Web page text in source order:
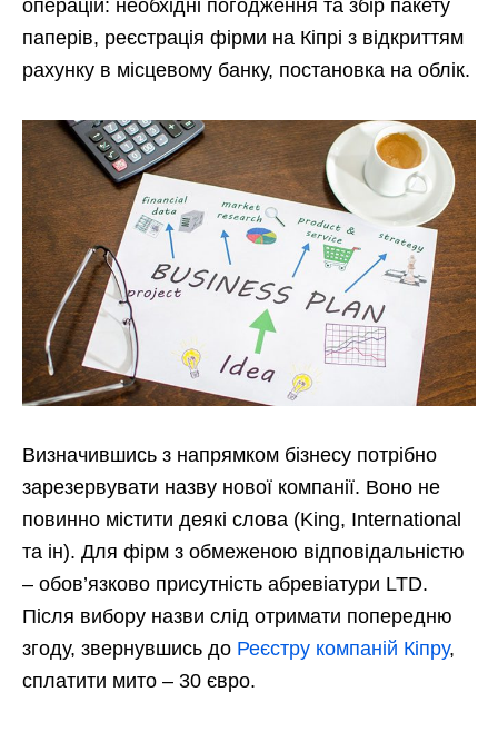
операцій: необхідні погодження та збір пакету
паперів, реєстрація фірми на Кіпрі з відкриттям
рахунку в місцевому банку, постановка на облік.
Визначившись з напрямком бізнесу потрібно
зарезервувати назву нової компанії. Воно не
повинно містити деякі слова (King, International
та ін). Для фірм з обмеженою відповідальністю
– обов’язково присутність абревіатури LTD.
Після вибору назви слід отримати попередню
згоду, звернувшись до Реєстру компаній Кіпру,
сплатити мито – 30 євро.